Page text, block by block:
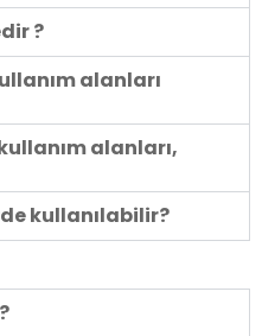
?
alanları
alanları,
kullanılabilir?